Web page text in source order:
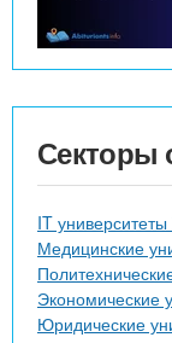
Секторы
IT
Медицинские
Экономические
Юридические